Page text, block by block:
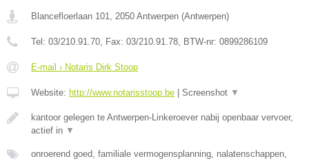
Blancefloerlaan 101, 2050 Antwerpen (Antwerpen)
Tel: 03/210.91.70, Fax: 03/210.91.78, BTW-nr: 0899286109
E-mail › Notaris Dirk Stoop
Website: http://www.notarisstoop.be Screenshot ▼
kantoor gelegen te Antwerpen-Linkeroever nabij openbaar vervoer,
actief in ▼
onroerend goed, familiale vermogensplanning, nalatenschappen,